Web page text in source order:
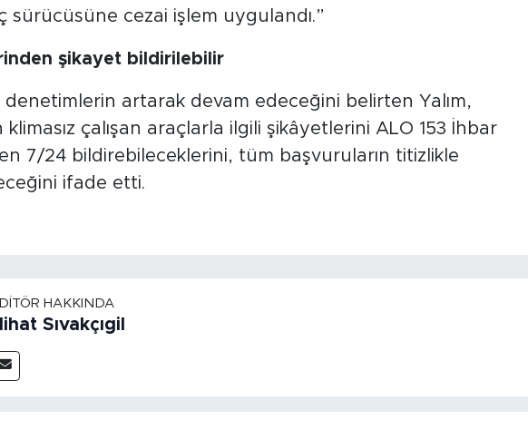
sürücüsüne cezai işlem uygulandı.”
şikayet bildirilebilir
artarak devam edeceğini belirten Yalım,
klimasız çalışan araçlarla ilgili şikâyetlerini ALO 153 İhbar
7/24 bildirebileceklerini, tüm başvuruların titizlikle
ifade etti.
HAKKINDA
Sıvakçıgil